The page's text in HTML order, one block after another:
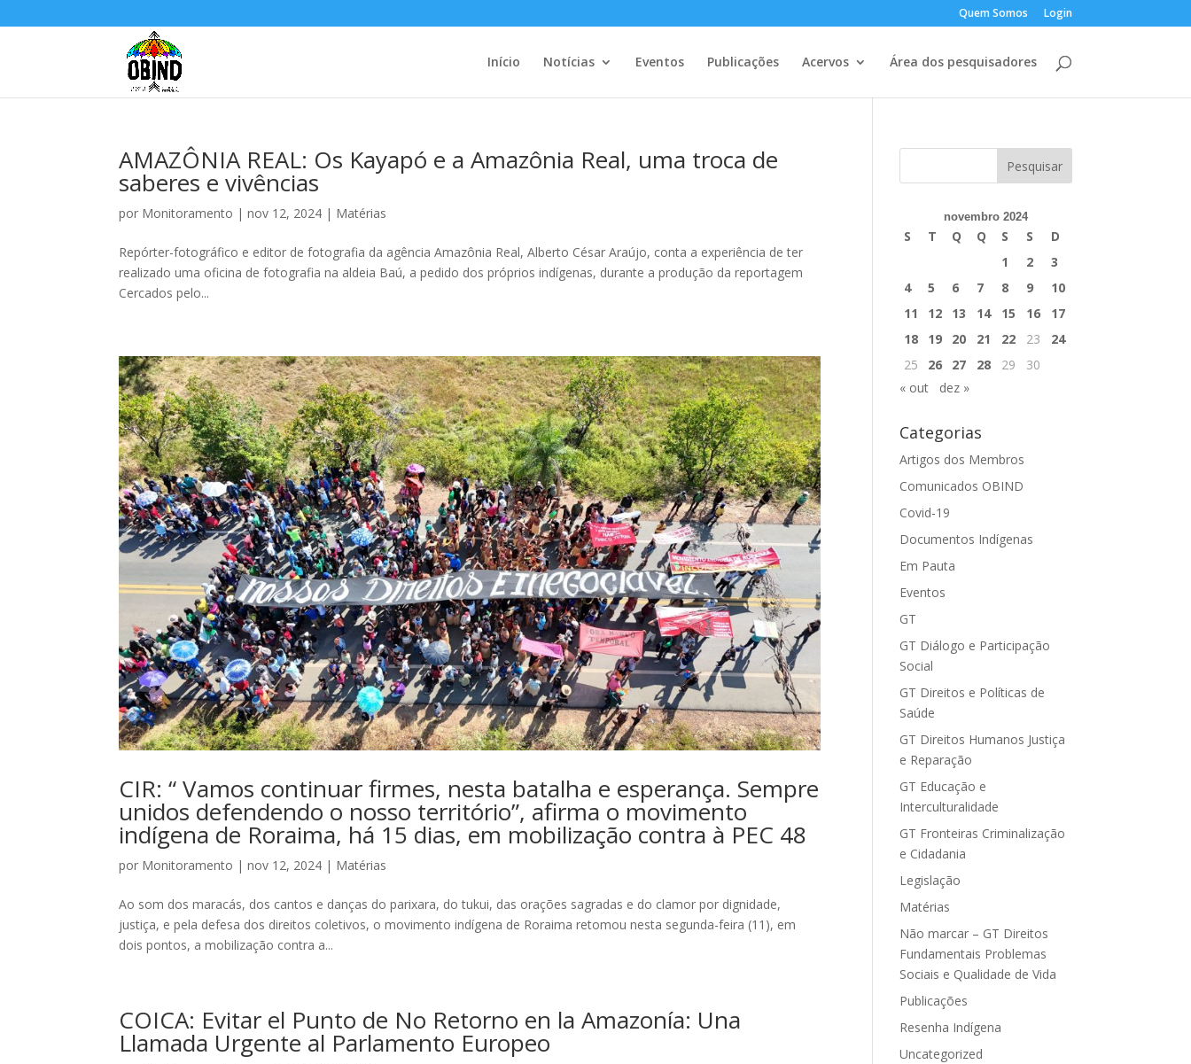
Quem Somos Login
Início Notícias Eventos Publicações Acervos Área dos pesquisadores
AMAZÔNIA REAL: Os Kayapó e a Amazônia Real, uma troca de
saberes e vivências
por Monitoramento |nov 12, 2024 | Matérias
Repórter-fotográfico e editor de fotografia da agência Amazônia Real, Alberto César Araújo, conta a experiência de ter
realizado uma oficina de fotografia na aldeia Baú, a pedido dos próprios indígenas, durante a produção da reportagem
Cercados pelo...
CIR: “ Vamos continuar firmes, nesta batalha e esperança. Sempre
unidos defendendo o nosso território”, afirma o movimento
indígena de Roraima, há 15 dias, em mobilização contra à PEC 48
por Monitoramento |nov 12, 2024 | Matérias
Ao som dos maracás, dos cantos e danças do parixara, do tukui, das orações sagradas e do clamor por dignidade,
justiça, e pela defesa dos direitos coletivos, o movimento indígena de Roraima retomou nesta segunda-feira (11), em
dois pontos, a mobilização contra a...
COICA: Evitar el Punto de No Retorno en la Amazonía: Una
Llamada Urgente al Parlamento Europeo
novembro 2024
S T Q Q S S
D
1
2
3
4
5 6 7 8 9
10
11
12 13 14 15 16
17
18
19 20 21 22 23
24
25
26 27 28 29
30
« out
dez »
Categorias
Artigos dos Membros
Comunicados OBIND
Covid-19
Documentos Indígenas
Em Pauta
Eventos
GT
GT Diálogo e Participação
Social
GT Direitos e Políticas de
Saúde
GT Direitos Humanos Justiça
e Reparação
GT Educação e
Interculturalidade
GT Fronteiras Criminalização
e Cidadania
Legislação
Matérias
Não marcar – GT Direitos
Fundamentais Problemas
Sociais e Qualidade de Vida
Publicações
Resenha Indígena
Uncategorized